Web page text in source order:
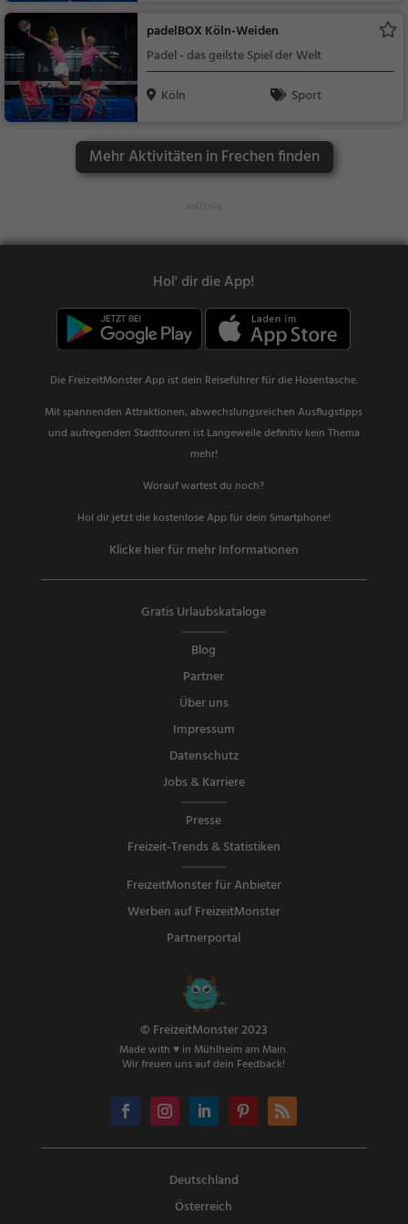
padelBOX Köln-Weiden
Padel - das geilste Spiel der Welt
Köln
Sport
Mehr Aktivitäten in Frechen finden
Hol' dir die App!
Die FreizeitMonster App ist dein Reiseführer für die Hosentasche.
Mit spannenden Attraktionen, abwechslungsreichen Ausflugstipps
und aufregenden Stadttouren ist Langeweile definitiv kein Thema
mehr!
Worauf wartest du noch?
Hol dir jetzt die kostenlose App für dein Smartphone!
Klicke hier für mehr Informationen
Gratis Urlaubskataloge
Blog
Partner
Über uns
Impressum
Datenschutz
Jobs & Karriere
Presse
Freizeit-Trends & Statistiken
FreizeitMonster für Anbieter
Werben auf FreizeitMonster
Partnerportal
© FreizeitMonster 2023
Made with ♥ in Mühlheim am Main.
Wir freuen uns auf dein Feedback!
Deutschland
Österreich